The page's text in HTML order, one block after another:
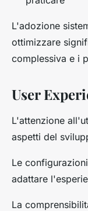
L'adozione
ottimizzare
complessiva e i
User
L'attenzione
aspetti del
Le
adattare
La